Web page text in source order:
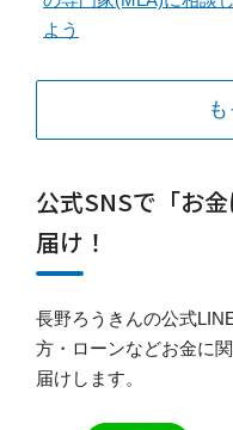
よう
公式SNSで「お
届け！
長野ろうきんの公式
方・ローンなどお金に
届けします。